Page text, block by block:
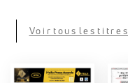
Voir tous les titres